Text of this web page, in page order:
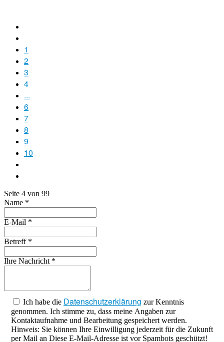
1
2
3
4
...
6
7
8
9
10
Seite 4 von 99
Name *
E-Mail *
Betreff *
Ihre Nachricht *
Ich habe die Datenschutzerklärung zur Kenntnis
genommen. Ich stimme zu, dass meine Angaben zur
Kontaktaufnahme und Bearbeitung gespeichert werden.
Hinweis: Sie können Ihre Einwilligung jederzeit für die Zukunft
per Mail an Diese E-Mail-Adresse ist vor Spambots geschützt!